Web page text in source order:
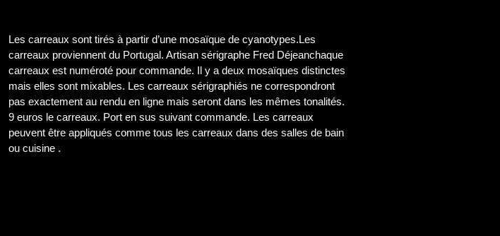
Les carreaux sont tirés à partir d’une mosaïque de cyanotypes.Les
carreaux proviennent du Portugal. Artisan sérigraphe Fred Déjeanchaque
carreaux est numéroté pour commande. Il y a deux mosaïques distinctes
mais elles sont mixables. Les carreaux sérigraphiés ne correspondront
pas exactement au rendu en ligne mais seront dans les mêmes tonalités.
9 euros le carreaux. Port en sus suivant commande. Les carreaux
peuvent être appliqués comme tous les carreaux dans des salles de bain
ou cuisine .